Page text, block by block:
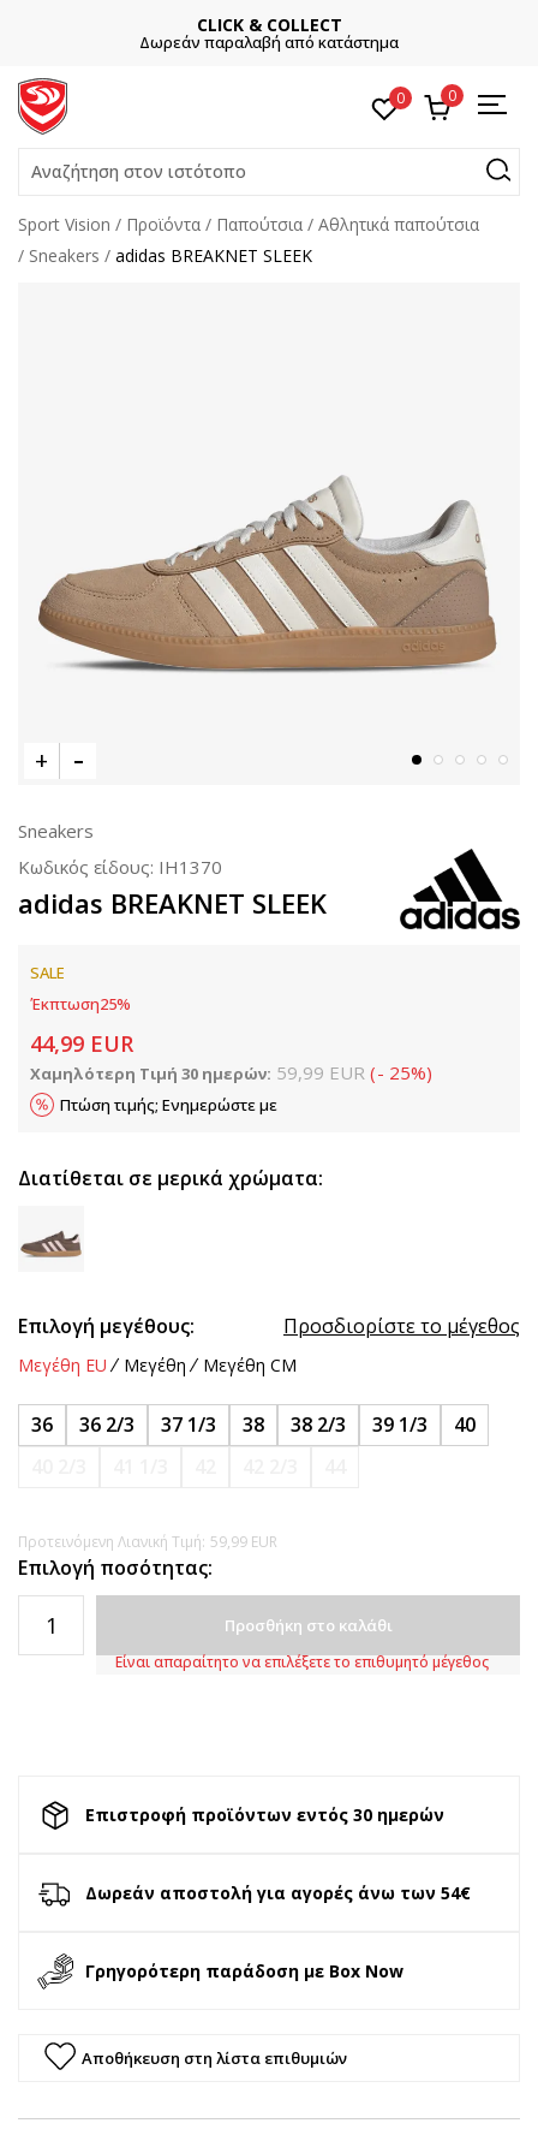
CLICK & COLLECT
Δωρεάν παραλαβή από κατάστημα
0 0
Αναζήτηση στον ιστότοπο
Sport Vision Προϊόντα Παπούτσια
Αθλητικά παπούτσια
Sneakers
adidas BREAKNET SLEEK
Sneakers
Κωδικός είδους: IH1370
adidas BREAKNET SLEEK
SALE
Έκπτωση25%
44,99 EUR
Χαμηλότερη Τιμή 30 ημερών: 59,99 EUR (- 25%)
Πτώση τιμής; Ενημερώστε με
Διατίθεται σε μερικά χρώματα:
Επιλογή μεγέθους: Προσδιορίστε το μέγεθος
Μεγέθη EU Μεγέθη Μεγέθη CM
36 36 2/3 37 1/3 38 38 2/3 39 1/3
40
Προτεινόμενη Λιανική Τιμή: 59,99 EUR
Επιλογή ποσότητας:
Προσθήκη στο καλάθι
Είναι απαραίτητο να επιλέξετε το επιθυμητό μέγεθος
Επιστροφή προϊόντων εντός 30 ημερών
Δωρεάν αποστολή για αγορές άνω των 54€
Γρηγορότερη παράδοση με Box Now
Αποθήκευση στη λίστα επιθυμιών